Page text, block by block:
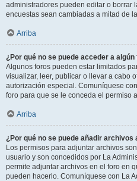
administradores pueden editar o borrar
encuestas sean cambiadas a mitad de
Arriba
¿Por qué no se puede acceder a algún
Algunos foros pueden estar limitados
visualizar, leer, publicar o llevar a cabo
autorización especial. Comuníquese
foro para que se le conceda el permiso
Arriba
¿Por qué no se puede añadir archivos
Los permisos para adjuntar archivos
usuario y son concedidos por La
permite adjuntar archivos en el foro en
pueden hacerlo. Comuníquese con La